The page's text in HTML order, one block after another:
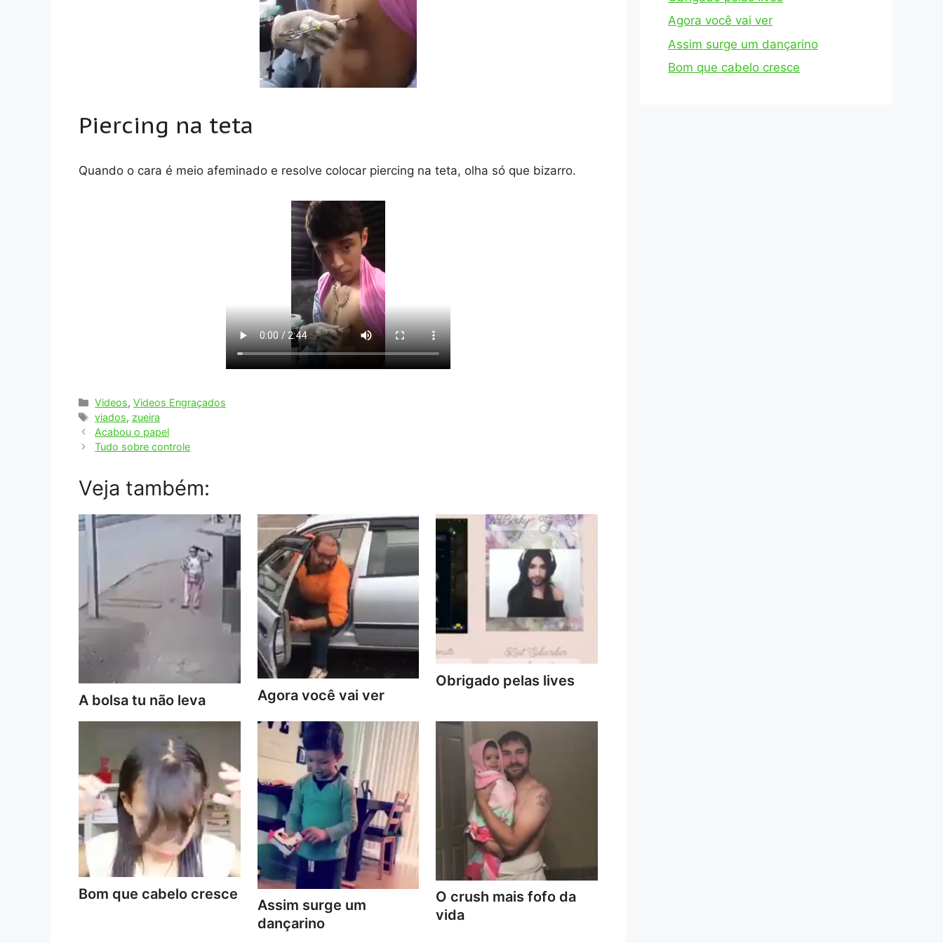
Piercing na teta
Quando o cara é meio afeminado e resolve colocar piercing na teta, olha só que bizarro.
Categorias
Videos,Videos Engraçados
Tags
viados, zueira
Acabou o papel
Tudo sobre controle
Veja também:
A bolsa tu não leva Agora você vai ver
Obrigado pelas lives
Bom que cabelo cresce
Assim surge um
dançarino
O crush mais fofo da
vida
Agora você vai ver
Assim surge um dançarino
Bom que cabelo cresce